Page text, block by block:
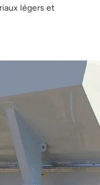
légers et